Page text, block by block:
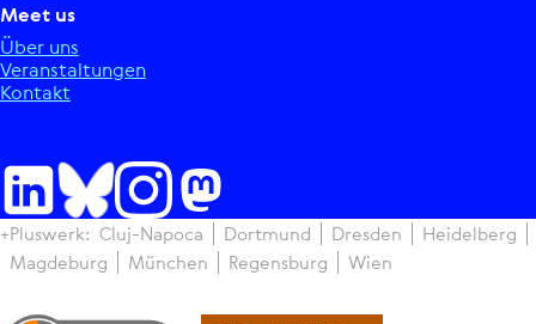
Meet us
Über uns
Ver­an­stal­tun­gen
Kontakt
+Pluswerk: Cluj-Napoca Dortmund Dresden
Hei­del­berg
Magdeburg
München Regens­burg Wien